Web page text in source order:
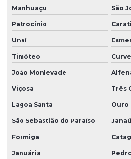
Manhuaçu São
Patrocínio
Unaí
Timóteo
João Monlevade
Viçosa Três
Lagoa Santa Ouro
São Sebastião do Paraíso
Formiga
Januária